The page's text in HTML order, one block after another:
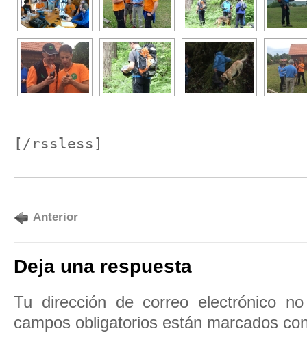
[/rssless]
Anterior
Deja una respuesta
Tu dirección de correo electrónico
campos obligatorios están marcados